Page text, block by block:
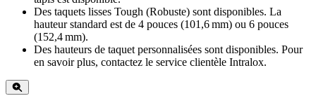
Des taquets lisses Tough (Robuste) sont disponibles. La
hauteur standard est de 4 pouces (101,6 mm) ou 6 pouces
(152,4 mm).
Des hauteurs de taquet personnalisées sont disponibles. Pour
en savoir plus, contactez le service clientèle Intralox.